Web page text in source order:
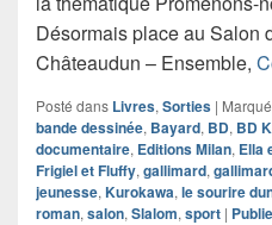
Désormais place au Salon
Châteaudun – Ensemble,
Posté dans Livres, Sorties |
bande dessinée, Bayard, BD, BD
documentaire, Editions Milan, Ella
Frigiel et Fluffy, gallimard,
jeunesse, Kurokawa, le sourire
roman, salon, Slalom, sport |